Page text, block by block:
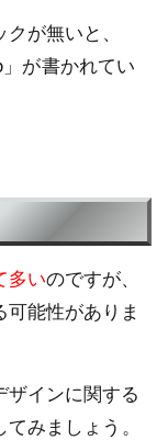
が無いと、
が書かれてい
多いのですが、
能性がありま
ザインに関する
てみましょう。